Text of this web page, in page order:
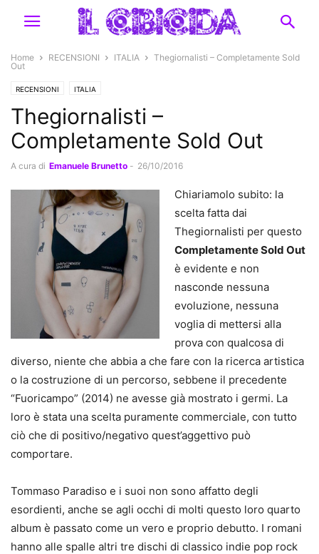
Home RECENSIONI ITALIA
Thegiornalisti – Completamente Sold
Out
RECENSIONI ITALIA
Thegiornalisti –
Completamente Sold Out
A cura di Emanuele Brunetto - 26/10/2016
Chiariamolo subito: la
scelta fatta dai
Thegiornalisti per questo
Completamente Sold Out
è evidente e non
nasconde nessuna
evoluzione, nessuna
voglia di mettersi alla
prova con qualcosa di
diverso, niente che abbia a che fare con la ricerca artistica
o la costruzione di un percorso, sebbene il precedente
“Fuoricampo” (2014) ne avesse già mostrato i germi. La
loro è stata una scelta puramente commerciale, con tutto
ciò che di positivo/negativo quest’aggettivo può
comportare.
Tommaso Paradiso e i suoi non sono affatto degli
esordienti, anche se agli occhi di molti questo loro quarto
album è passato come un vero e proprio debutto. I romani
hanno alle spalle altri tre dischi di classico indie pop rock